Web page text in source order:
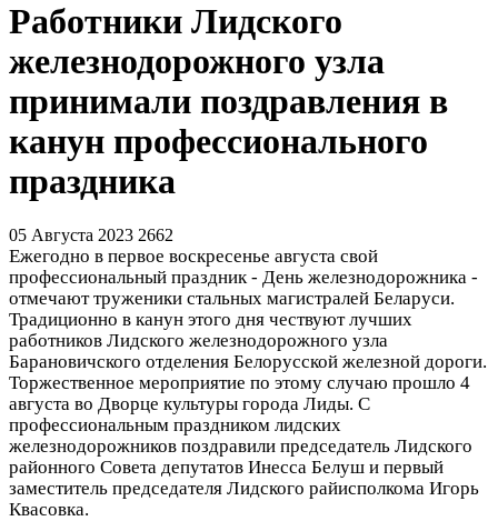
Работники Лидского
железнодорожного узла
принимали поздравления в
канун профессионального
праздника
05 Августа 2023 2662
Ежегодно в первое воскресенье августа свой
профессиональный праздник - День железнодорожника -
отмечают труженики стальных магистралей Беларуси.
Традиционно в канун этого дня чествуют лучших
работников Лидского железнодорожного узла
Барановичского отделения Белорусской железной дороги.
Торжественное мероприятие по этому случаю прошло 4
августа во Дворце культуры города Лиды. С
профессиональным праздником лидских
железнодорожников поздравили председатель Лидского
районного Совета депутатов Инесса Белуш и первый
заместитель председателя Лидского райисполкома Игорь
Квасовка.